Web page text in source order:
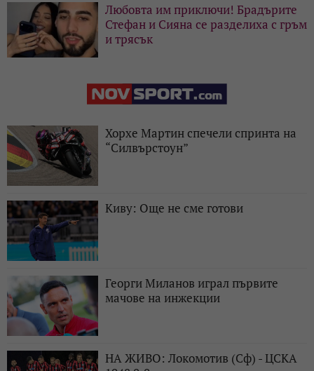
Любовта им приключи! Брадърите
Стефан и Сияна се разделиха с гръм
и трясък
Хорхе Мартин спечели спринта на
“Силвърстоун”
Киву: Още не сме готови
Георги Миланов играл първите
мачове на инжекции
НА ЖИВО: Локомотив (Сф) - ЦСКА